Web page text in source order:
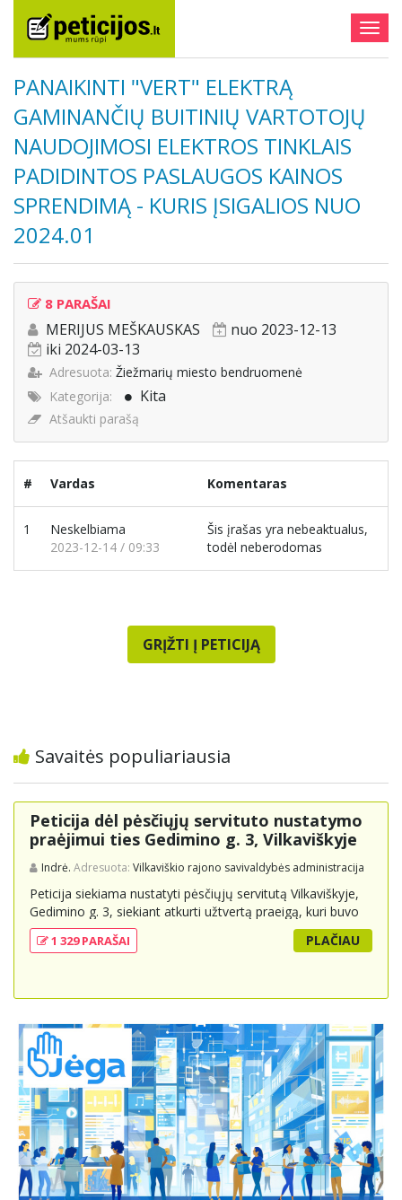
PANAIKINTI "VERT" ELEKTRĄ
GAMINANČIŲ BUITINIŲ VARTOTOJŲ
NAUDOJIMOSI ELEKTROS TINKLAIS
PADIDINTOS PASLAUGOS KAINOS
SPRENDIMĄ - KURIS ĮSIGALIOS NUO
2024.01
8 PARAŠAI
MERIJUS MEŠKAUSKAS
nuo 2023-12-13
iki 2024-03-13
Adresuota: Žiežmarių miesto bendruomenė
Kategorija:
Kita
Atšaukti parašą
# Vardas Komentaras
1
Neskelbiama
2023-12-14 / 09:33
Šis įrašas yra nebeaktualus,
todėl neberodomas
GRĮŽTI Į PETICIJĄ
Savaitės populiariausia
Peticija dėl pėsčiųjų servituto nustatymo
praėjimui ties Gedimino g. 3, Vilkaviškyje
Indrė. Adresuota: Vilkaviškio rajono savivaldybės administracija
Peticija siekiama nustatyti pėsčiųjų servitutą Vilkaviškyje,
Gedimino g. 3, siekiant atkurti užtvertą praeigą, kuri buvo
svarbi miesto gyventojams ir svečiams kaip kasdienė
jungtis tarp automobilių stovėjimo vietų, miesto centro ir
teisinių sprendimų, kurie leistų ją išlaikyti viešajam
bendruomenės poreikius.
1 329 PARAŠAI PLAČIAU